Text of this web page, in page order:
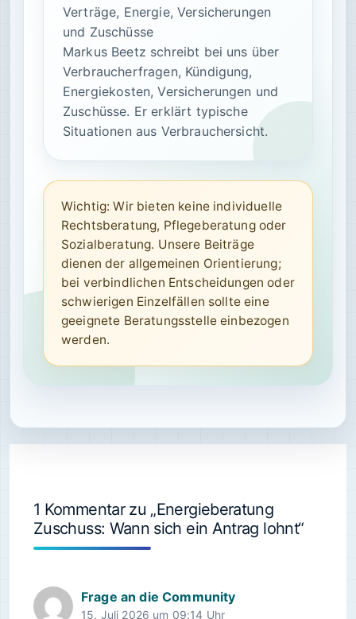
Verträge, Energie, Versicherungen
und Zuschüsse
Markus Beetz schreibt bei uns über
Verbraucherfragen, Kündigung,
Energiekosten, Versicherungen und
Zuschüsse. Er erklärt typische
Situationen aus Verbrauchersicht.
Wichtig: Wir bieten keine individuelle
Rechtsberatung, Pflegeberatung oder
Sozialberatung. Unsere Beiträge
dienen der allgemeinen Orientierung;
bei verbindlichen Entscheidungen oder
schwierigen Einzelfällen sollte eine
geeignete Beratungsstelle einbezogen
werden.
1 Kommentar zu „Energieberatung
Zuschuss: Wann sich ein Antrag lohnt“
Frage an die Community
15. Juli 2026 um 09:14 Uhr